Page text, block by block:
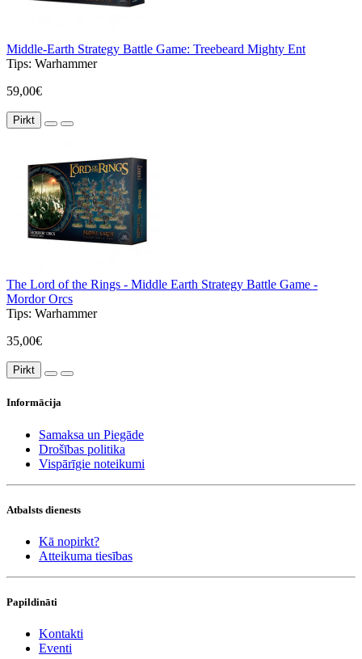
Middle-Earth Strategy Battle Game: Treebeard Mighty Ent
Tips: Warhammer
59,00€
Pirkt
The Lord of the Rings - Middle Earth Strategy Battle Game -
Mordor Orcs
Tips: Warhammer
35,00€
Pirkt
Informācija
Samaksa un Piegāde
Drošības politika
Vispārīgie noteikumi
Atbalsts dienests
Kā nopirkt?
Atteikuma tiesības
Papildināti
Kontakti
Eventi